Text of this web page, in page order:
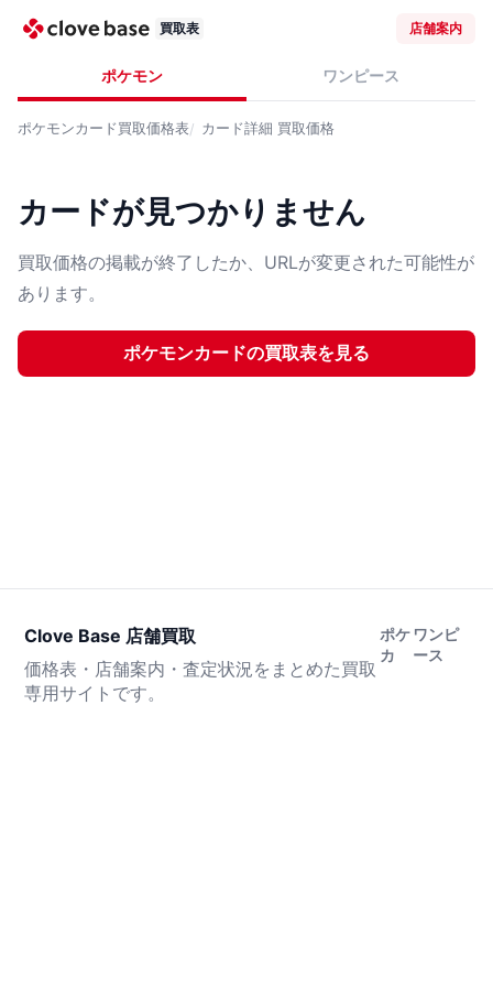
買取表 店舗案内
ポケモン ワンピース
ポケモンカード買取価格表 カード詳細 買取価格
カードが見つかりません
買取価格の掲載が終了したか、URLが変更された可能性が
あります。
ポケモンカードの買取表を見る
Clove Base 店舗買取
価格表・店舗案内・査定状況をまとめた買取
専用サイトです。
ポケ
カ
ワンピ
ース